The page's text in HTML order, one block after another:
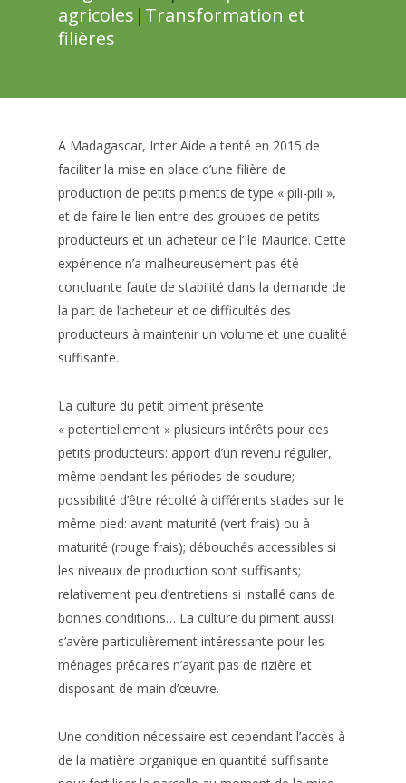
agricoles | Transformation et
filières
A Madagascar, Inter Aide a tenté en 2015 de
faciliter la mise en place d’une filière de
production de petits piments de type « pili-pili »,
et de faire le lien entre des groupes de petits
producteurs et un acheteur de l’Ile Maurice. Cette
expérience n’a malheureusement pas été
concluante faute de stabilité dans la demande de
la part de l’acheteur et de difficultés des
producteurs à maintenir un volume et une qualité
suffisante.
La culture du petit piment présente
« potentiellement » plusieurs intérêts pour des
petits producteurs: apport d’un revenu régulier,
même pendant les périodes de soudure;
possibilité d’être récolté à différents stades sur le
même pied: avant maturité (vert frais) ou à
maturité (rouge frais); débouchés accessibles si
les niveaux de production sont suffisants;
relativement peu d’entretiens si installé dans de
bonnes conditions… La culture du piment aussi
s’avère particulièrement intéressante pour les
ménages précaires n’ayant pas de rizière et
disposant de main d’œuvre.
Une condition nécessaire est cependant l’accès à
de la matière organique en quantité suffisante